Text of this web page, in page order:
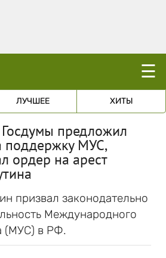
☰
ЛУЧШЕЕ ХИТЫ
Госдумы предложил
поддержку МУС,
ордер на арест
призвал законодательно
Международного
(МУС) в РФ.